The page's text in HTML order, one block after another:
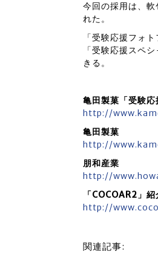
今回の採用は、
れた。
「受験応援フォ
「受験応援スペ
きる。
亀田製菓「受験応
http://
亀田製菓
http://
朋和産業
http://
「COCOAR2」
http://
関連記事: